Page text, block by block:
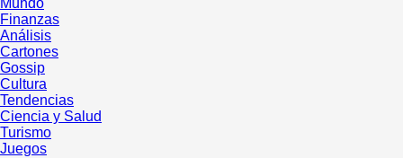
Mundo
Finanzas
Análisis
Cartones
Gossip
Cultura
Tendencias
Ciencia y Salud
Turismo
Juegos